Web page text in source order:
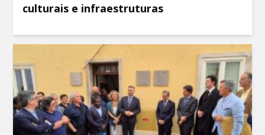
culturais e infraestruturas